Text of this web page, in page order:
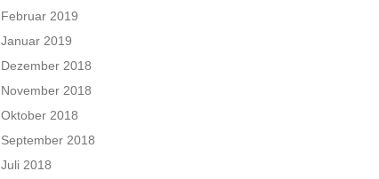
Februar 2019
Januar 2019
Dezember 2018
November 2018
Oktober 2018
September 2018
Juli 2018